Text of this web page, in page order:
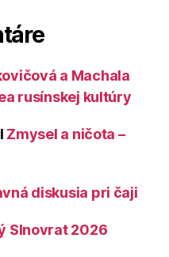
a Machala
rusínskej kultúry
Zmysel a ničota –
diskusia pri čaji
Slnovrat 2026